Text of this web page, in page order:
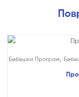
Бебешки Програм